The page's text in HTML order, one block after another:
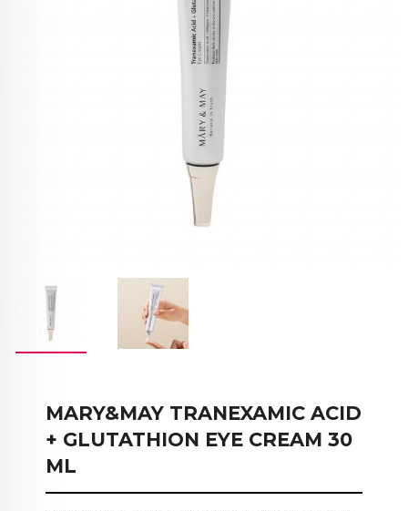
MARY&MAY TRANEXAMIC ACID
+ GLUTATHION EYE CREAM 30
ML